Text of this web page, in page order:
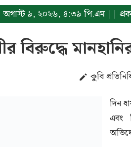
অগাস্ট ৯, ২০২৬, ৪:৩৯ পি.এম ||
বিরুদ্ধে
​কুবি
দিন
এবং